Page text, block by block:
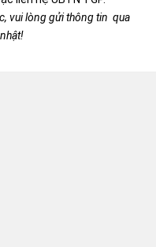
vui lòng gửi thông tin qua